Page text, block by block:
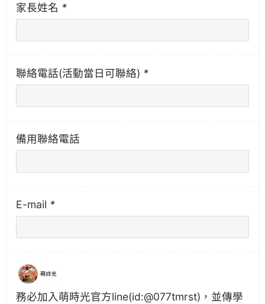
家長姓名 *
聯絡電話(活動當日可聯絡) *
備用聯絡電話
E-mail *
務必加入萌時光官方line(id:@077tmrst)，並傳學